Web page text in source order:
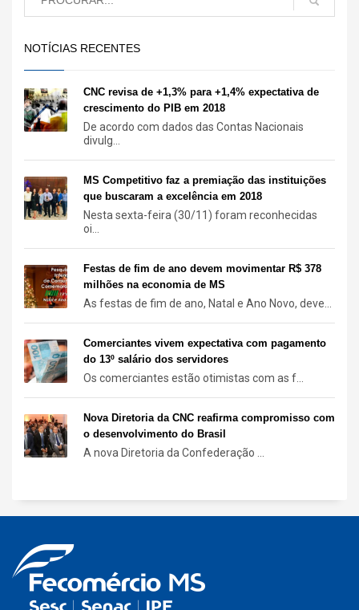
NOTÍCIAS RECENTES
CNC revisa de +1,3% para +1,4% expectativa de
crescimento do PIB em 2018
De acordo com dados das Contas Nacionais
divulg...
MS Competitivo faz a premiação das instituições
que buscaram a excelência em 2018
Nesta sexta-feira (30/11) foram reconhecidas
oi...
Festas de fim de ano devem movimentar R$ 378
milhões na economia de MS
As festas de fim de ano, Natal e Ano Novo, deve...
Comerciantes vivem expectativa com pagamento
do 13º salário dos servidores
Os comerciantes estão otimistas com as f...
Nova Diretoria da CNC reafirma compromisso com
o desenvolvimento do Brasil
A nova Diretoria da Confederação ...